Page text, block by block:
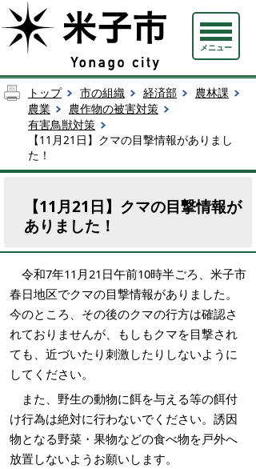
メニュー
トップ 市の組織 経済部
農林課
農業
農作物の被害対策
有害鳥獣対策
【11月21日】クマの目撃情報がありまし
た！
【11月21日】クマの目撃情報が
ありました！
令和7年11月21日午前10時半ごろ、米子市
春日地区でクマの目撃情報がありました。
今のところ、その後のクマの行方は確認さ
れておりませんが、もしもクマを目撃され
ても、近づいたり刺激したりしないように
してください。
また、野生の動物に餌を与える等の餌付
け行為は絶対に行わないでください。誘因
物となる野菜・果物などの食べ物を戸外へ
放置しないようお願いします。